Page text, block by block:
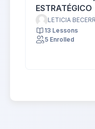
ESTRATÉGICO
LETICIA
13 Lessons
5 Enrolled